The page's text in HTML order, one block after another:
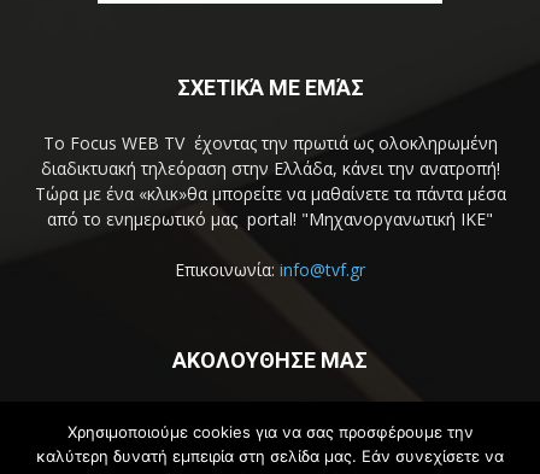
ΣΧΕΤΙΚΆ ΜΕ ΕΜΆΣ
Το Focus WEB TV έχοντας την πρωτιά ως ολοκληρωμένη
διαδικτυακή τηλεόραση στην Ελλάδα, κάνει την ανατροπή!
Τώρα με ένα «κλικ»θα μπορείτε να μαθαίνετε τα πάντα μέσα
από το ενημερωτικό μας portal! "Μηχανοργανωτική ΙΚΕ"
Επικοινωνία: info@tvf.gr
ΑΚΟΛΟΥΘΗΣΕ ΜΑΣ
Χρησιμοποιούμε cookies για να σας προσφέρουμε την
καλύτερη δυνατή εμπειρία στη σελίδα μας. Εάν συνεχίσετε να